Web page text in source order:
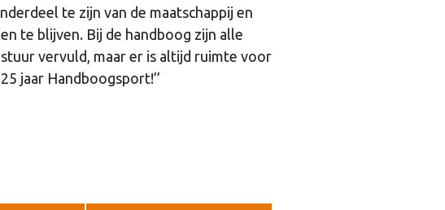
te zijn van de maatschappij en
te blijven. Bij de handboog zijn alle
vervuld, maar er is altijd ruimte voor
jaar Handboogsport!’’